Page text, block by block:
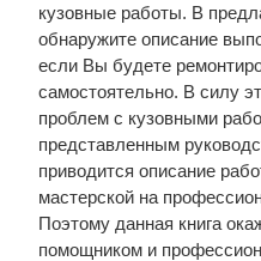
кузовные работы. В
обнаружите описание
если Вы будете
самостоятельно. В силу
проблем с кузовными
представленным
приводится описание
мастерской на
Поэтому данная книга
помощником и